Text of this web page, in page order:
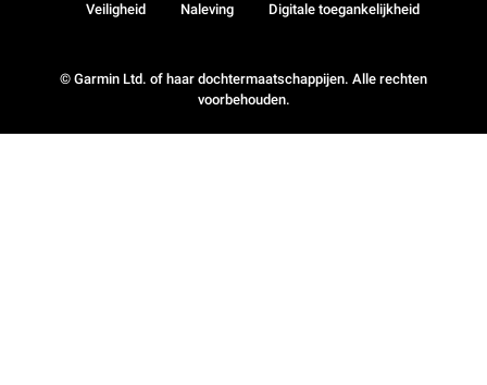
© Garmin Ltd. of haar dochtermaatschappijen. Alle rechten
voorbehouden.
Veiligheid Naleving Digitale toegankelijkheid